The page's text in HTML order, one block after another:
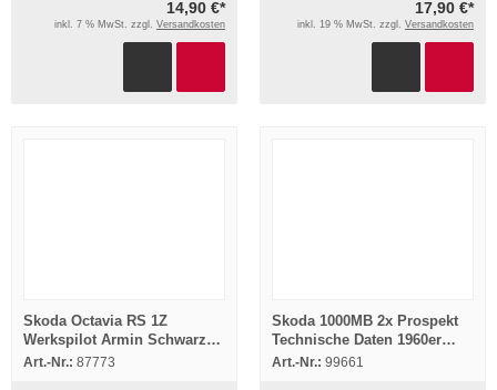
14,90 €*
inkl. 7 % MwSt. zzgl. Versandkosten
17,90 €*
inkl. 19 % MwSt. zzgl. Versandkosten
Skoda Octavia RS 1Z
Werkspilot Armin Schwarz
präsentiert ... VHS Video
Art.-Nr.: 87773
Skoda 1000MB 2x Prospekt
Technische Daten 1960er
Jahre
Art.-Nr.: 99661